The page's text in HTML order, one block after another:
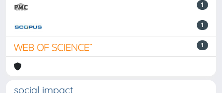
1
1
1
social impact